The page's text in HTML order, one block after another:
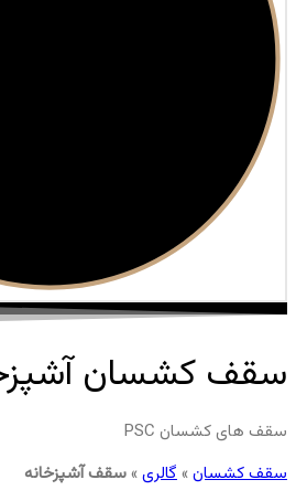
سقف کشسان
سقف های کشسان PSC
سقف کشسان»گالری»سقف آشپزخانه